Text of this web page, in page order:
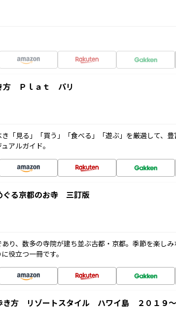
方 Ｐｌａｔ パリ
「見る」「買う」「食べる」「遊ぶ」を厳選して、
アルガイド。
る京都のお寺 三訂版
り、数多の寺院が建ち並ぶ古都・京都。季節を楽し
役立つ一冊です。
方 リゾートスタイル ハワイ島 ２０１９～